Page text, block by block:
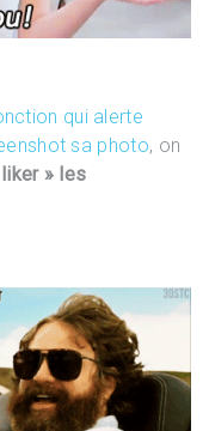
qui alerte
sa photo, on
» les